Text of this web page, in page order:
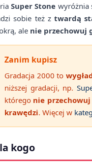
Super Stone wyróżnia
sobie też ztwardą
ale nie przechowuj
Zanim kupisz
Gradacja 2000 to
niższej gradacji, np.
którego nie
krawędzi. Więcej w
kogo